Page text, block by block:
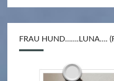
FRAU HUND…….LUNA….